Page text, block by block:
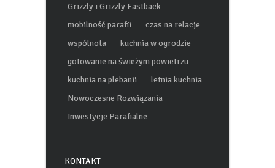
Grizzly i Grizzly Fastback
mobilność parafii
czas na relacje
wspólnota
kuchnia w ogrodzie
gotowanie na świeżym powietrzu
kuchnia na plebanii
letnia kuchnia
Nowoczesne Rozwiązania
Inwestycje Parafialne
KONTAKT